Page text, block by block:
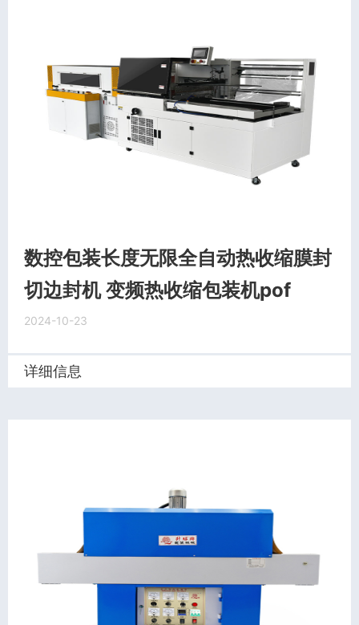
数控包装长度无限全自动热收缩膜封
切边封机 变频热收缩包装机pof
2024-10-23
详细信息